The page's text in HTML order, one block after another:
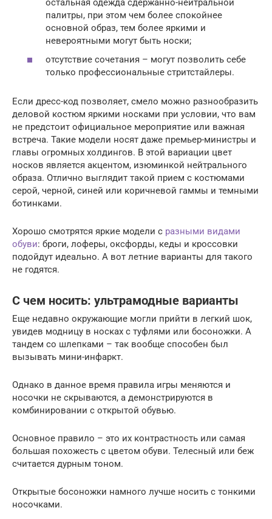
остальная одежда сдержанно-нейтральной
палитры, при этом чем более спокойнее
основной образ, тем более яркими и
невероятными могут быть носки;
отсутствие сочетания – могут позволить себе
только профессиональные стритстайлеры.
Если дресс-код позволяет, смело можно разнообразить
деловой костюм яркими носками при условии, что вам
не предстоит официальное мероприятие или важная
встреча. Такие модели носят даже премьер-министры и
главы огромных холдингов. В этой вариации цвет
носков является акцентом, изюминкой нейтрального
образа. Отлично выглядит такой прием с костюмами
серой, черной, синей или коричневой гаммы и темными
ботинками.
Хорошо смотрятся яркие модели с разными видами
обуви: броги, лоферы, оксфорды, кеды и кроссовки
подойдут идеально. А вот летние варианты для такого
не годятся.
С чем носить: ультрамодные варианты
Еще недавно окружающие могли прийти в легкий шок,
увидев модницу в носках с туфлями или босоножки. А
тандем со шлепками – так вообще способен был
вызывать мини-инфаркт.
Однако в данное время правила игры меняются и
носочки не скрываются, а демонстрируются в
комбинировании с открытой обувью.
Основное правило – это их контрастность или самая
большая похожесть с цветом обуви. Телесный или беж
считается дурным тоном.
Открытые босоножки намного лучше носить с тонкими
носочками.